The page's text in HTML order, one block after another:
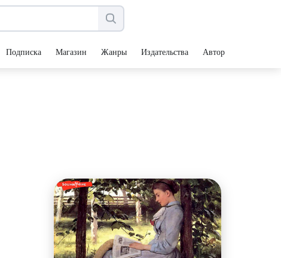
Подписка Магазин Жанры Издательства Авторы